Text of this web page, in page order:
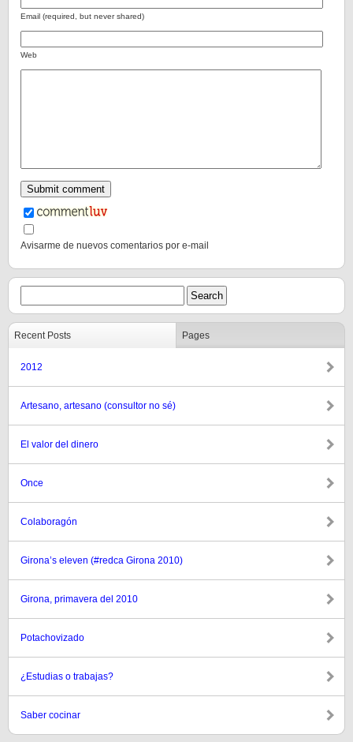
Email (required, but never shared)
Web
Avisarme de nuevos comentarios por e-mail
Recent Posts Pages
2012
Artesano, artesano (consultor no sé)
El valor del dinero
Once
Colaboragón
Girona’s eleven (#redca Girona 2010)
Girona, primavera del 2010
Potachovizado
¿Estudias o trabajas?
Saber cocinar